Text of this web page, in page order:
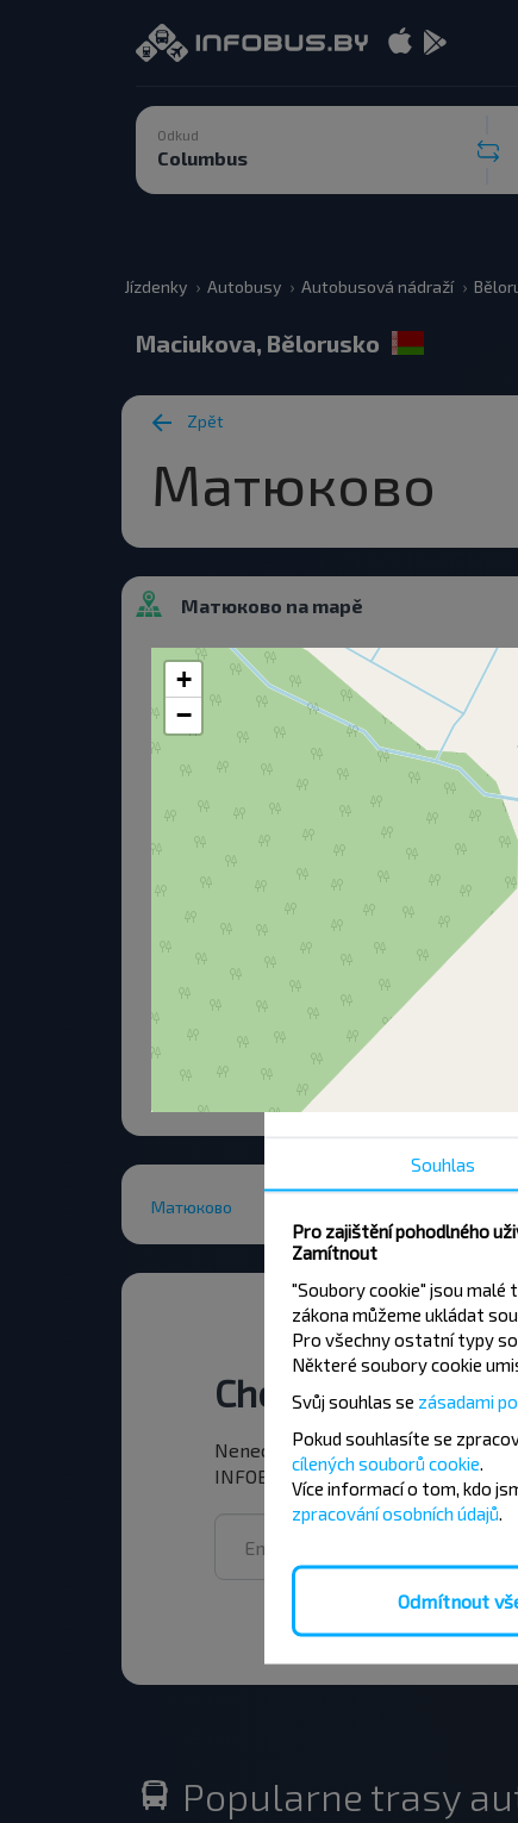
Odkud
Jízdenky Autobusy Autobusová nádraží
Maciukova, Bělorusko
Zpět
Матюково
Матюково na mapě
+
−
Матюково
Chcete cestovat
Nenechte si ujít akce, slevy a
INFOBUS. Přihlaste se k odběru
Popularne trasy
Souhlas
Pro zajištění pohodlného
Zamítnout
"Soubory cookie" jsou
zákona můžeme ukládat
Pro všechny ostatní typy
Některé soubory cookie
Svůj souhlas se zásadami
Pokud souhlasíte se
cílených souborů cookie
Více informací o tom, kdo
zpracování osobních údajů
Odmítnout